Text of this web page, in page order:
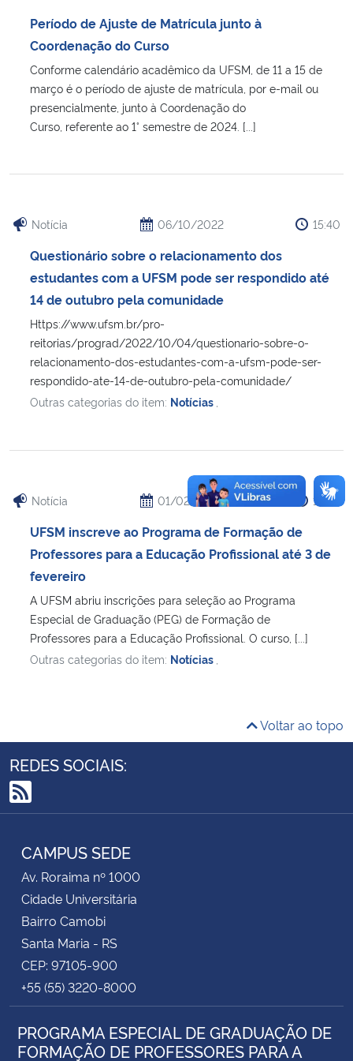
Ministério da Saúde
Ministério de Minas e Energia
Ministério do Turismo
Ministério do Desenvolvimento Regional
Controladoria-Geral da União
Ministério da Mulher, da Família e dos Direitos Humanos
Secretaria-Geral
Banco Central do Brasil
Planalto
Período de Ajuste de Matrícula junto à
Coordenação do Curso
Conforme calendário acadêmico da UFSM, de 11 a 15 de
março é o período de ajuste de matrícula, por e-mail ou
presencialmente, junto à Coordenação do
Curso, referente ao 1° semestre de 2024. [...]
Notícia 06/10/2022 15:40
Questionário sobre o relacionamento dos
estudantes com a UFSM pode ser respondido até
14 de outubro pela comunidade
Https://www.ufsm.br/pro-
reitorias/prograd/2022/10/04/questionario-sobre-o-
relacionamento-dos-estudantes-com-a-ufsm-pode-ser-
respondido-ate-14-de-outubro-pela-comunidade/
Outras categorias do item: Notícias
Notícia 01/02/2022 12:03
UFSM inscreve ao Programa de Formação de
Professores para a Educação Profissional até 3 de
fevereiro
A UFSM abriu inscrições para seleção ao Programa
Especial de Graduação (PEG) de Formação de
Professores para a Educação Profissional. O curso, [...]
Outras categorias do item: Notícias
Voltar ao topo
REDES SOCIAIS:
RSS
CAMPUS SEDE
Av. Roraima nº 1000
Cidade Universitária
Bairro Camobi
Santa Maria - RS
CEP: 97105-900
+55 (55) 3220-8000
PROGRAMA ESPECIAL DE GRADUAÇÃO DE
FORMAÇÃO DE PROFESSORES PARA A